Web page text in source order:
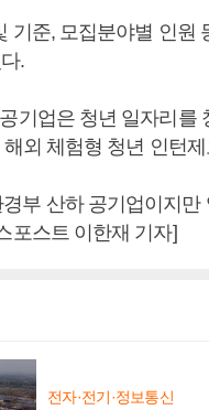
기준, 모집분야별 인원
.
기업은 청년 일자리를
외 체험형 청년 인턴
부 산하 공기업이지
포스트 이한재 기자]
전자·전기·정보통신